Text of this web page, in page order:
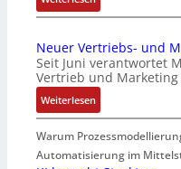
o
n
o
n
A
G
u
n
r
n
t
e
g
r
a
a
s
e
i
n
g
a
n
M
r
k
t
s
t
a
r
Neuer Vertriebs- und
Seit Juni verantwortet
Vertrieb und
Weiterlesen:
N
e
Warum
Automatisierung im